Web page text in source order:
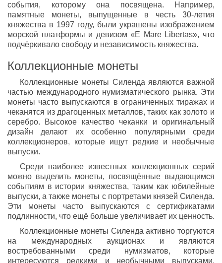
события, которому она посвящена. Например,
памятные монеты, выпущенные в честь 30-летия
княжества в 1997 году, были украшены изображением
морской платформы и девизом «E Mare Libertas», что
подчёркивало свободу и независимость княжества.
Коллекционные монеты
Коллекционные монеты Силенда являются важной
частью международного нумизматического рынка. Эти
монеты часто выпускаются в ограниченных тиражах и
чеканятся из драгоценных металлов, таких как золото и
серебро. Высокое качество чеканки и оригинальный
дизайн делают их особенно популярными среди
коллекционеров, которые ищут редкие и необычные
выпуски.
Среди наиболее известных коллекционных серий
можно выделить монеты, посвящённые выдающимся
событиям в истории княжества, таким как юбилейные
выпуски, а также монеты с портретами князей Силенда.
Эти монеты часто выпускаются с сертификатами
подлинности, что ещё больше увеличивает их ценность.
Коллекционные монеты Силенда активно торгуются
на международных аукционах и являются
востребованными среди нумизматов, которые
интересуются редкими и необычными выпусками.